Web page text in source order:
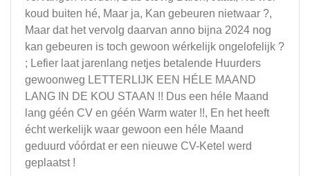
koud buiten hé, Maar ja, Kan gebeuren nietwaar ?,
Maar dat het vervolg daarvan anno bijna 2024 nog
kan gebeuren is toch gewoon wérkelijk ongelofelijk ?
; Lefier laat jarenlang netjes betalende Huurders
gewoonweg LETTERLIJK EEN HÉLE MAAND
LANG IN DE KOU STAAN !! Dus een héle Maand
lang géén CV en géén Warm water !!, En het heeft
écht werkelijk waar gewoon een héle Maand
geduurd vóórdat er een nieuwe CV-Ketel werd
geplaatst !